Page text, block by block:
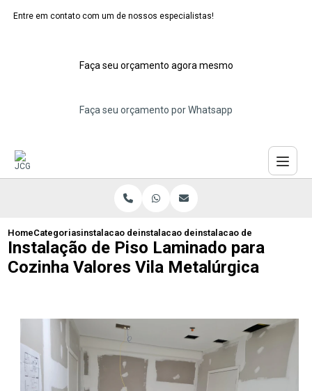
Entre em contato com um de nossos especialistas!
Faça seu orçamento agora mesmo
Faça seu orçamento por Whatsapp
HomeCategoriasinstalacao de pisos laminados
instalacao de piso laminado de pvc
instalacao de piso
Instalação de Piso Laminado para
Cozinha Valores Vila Metalúrgica